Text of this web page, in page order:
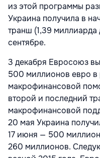
из этой программы
Украина получила в
транш (1,39 миллиарда
сентябре.
3 декабря Евросоюз
500 миллионов евро
макрофинансовой
второй и последний
макрофинансовой
20 мая Украина
17 июня — 500
260 миллионов.